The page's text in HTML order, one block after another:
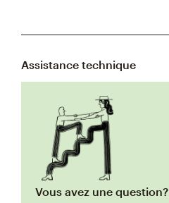
Assistance technique
Vous avez une question?